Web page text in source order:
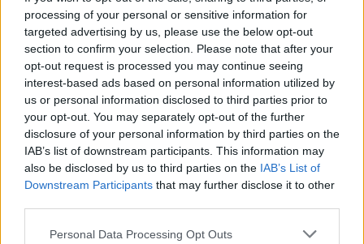
processing of your personal or sensitive information for
targeted advertising by us, please use the below opt-out
section to confirm your selection. Please note that after your
opt-out request is processed you may continue seeing
interest-based ads based on personal information utilized by
us or personal information disclosed to third parties prior to
your opt-out. You may separately opt-out of the further
disclosure of your personal information by third parties on the
IAB’s list of downstream participants. This information may
also be disclosed by us to third parties on the IAB’s List of
Downstream Participants that may further disclose it to other
Please note that this website/app uses one or more Google
Personal Data Processing Opt Outs
Β.Σ. Καρούλιας: Τζίρος 98,7
εκατ. ευρώ και αύξηση
κερδών 57% - Τα νέα
στοιχήματα σε low & non
alcohol
Deloitte Ελλάδος:
Χρηματοοικονομικός
σύμβουλος της ΔΕΗ για την
είσοδο στην πολωνική
αγορά ενέργειας